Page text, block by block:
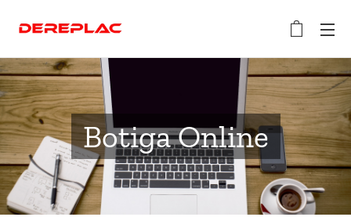
Botiga Online